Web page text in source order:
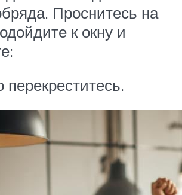
Проснитесь на
к окну и
перекреститесь.